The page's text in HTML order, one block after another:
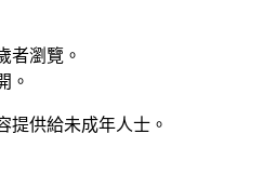
者瀏覽。
。
提供給未成年人士。